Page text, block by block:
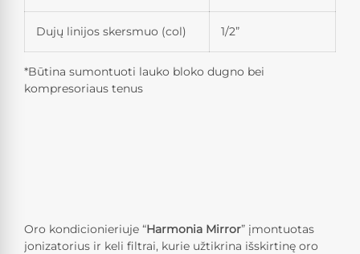
Dujų linijos skersmuo (col) 1/2”
*Būtina sumontuoti lauko bloko dugno bei
kompresoriaus tenus
Oro kondicionieriuje “Harmonia Mirror” įmontuotas
jonizatorius ir keli filtrai, kurie užtikrina išskirtinę oro